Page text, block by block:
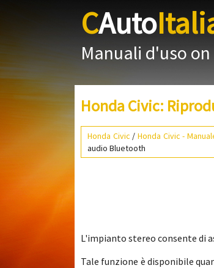
CAuto
Manuali d'uso
Honda Civic:
Honda Civic / Honda Civic -
audio Bluetooth
L'impianto stereo consente di
Tale funzione è disponibile